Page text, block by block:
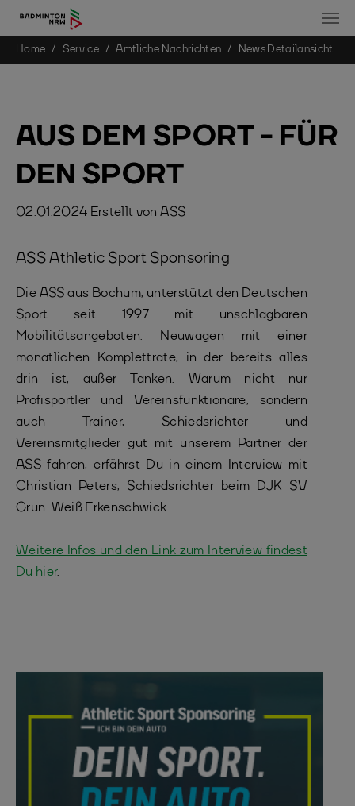
Skip to main content
You are here:
Home Service Amtliche Nachrichten News Detailansicht
AUS DEM SPORT - FÜR
DEN SPORT
02.01.2024 Erstellt vonASS
ASS Athletic Sport Sponsoring
Die ASS aus Bochum, unterstützt den Deutschen
Sport seit 1997 mit unschlagbaren
Mobilitätsangeboten: Neuwagen mit einer
monatlichen Komplettrate, in der bereits alles
drin ist, außer Tanken. Warum nicht nur
Profisportler und Vereinsfunktionäre, sondern
auch Trainer, Schiedsrichter und
Vereinsmitglieder gut mit unserem Partner der
ASS fahren, erfährst Du in einem Interview mit
Christian Peters, Schiedsrichter beim DJK SV
Grün-Weiß Erkenschwick.
Weitere Infos und den Link zum Interview findest
Du hier.